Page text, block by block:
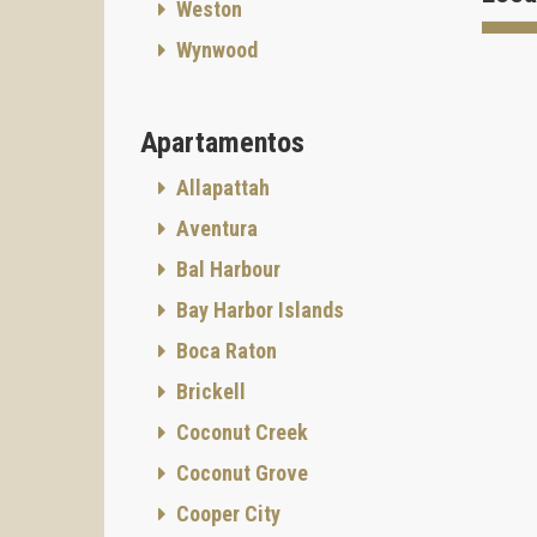
Circ
Weston
Wynwood
Apartamentos
Allapattah
Aventura
Bal Harbour
Bay Harbor Islands
Boca Raton
Brickell
Coconut Creek
Coconut Grove
Cooper City